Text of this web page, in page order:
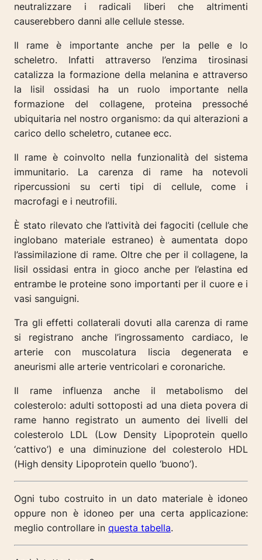
neutralizzare i radicali liberi che altrimenti
causerebbero danni alle cellule stesse.
Il rame è importante anche per la pelle e lo
scheletro. Infatti attraverso l’enzima tirosinasi
catalizza la formazione della melanina e attraverso
la lisil ossidasi ha un ruolo importante nella
formazione del collagene, proteina pressoché
ubiquitaria nel nostro organismo: da qui alterazioni a
carico dello scheletro, cutanee ecc.
Il rame è coinvolto nella funzionalità del sistema
immunitario. La carenza di rame ha notevoli
ripercussioni su certi tipi di cellule, come i
macrofagi e i neutrofili.
È stato rilevato che l’attività dei fagociti (cellule che
inglobano materiale estraneo) è aumentata dopo
l’assimilazione di rame. Oltre che per il collagene, la
lisil ossidasi entra in gioco anche per l’elastina ed
entrambe le proteine sono importanti per il cuore e i
vasi sanguigni.
Tra gli effetti collaterali dovuti alla carenza di rame
si registrano anche l’ingrossamento cardiaco, le
arterie con muscolatura liscia degenerata e
aneurismi alle arterie ventricolari e coronariche.
Il rame influenza anche il metabolismo del
colesterolo: adulti sottoposti ad una dieta povera di
rame hanno registrato un aumento dei livelli del
colesterolo LDL (Low Density Lipoprotein quello
‘cattivo’) e una diminuzione del colesterolo HDL
(High density Lipoprotein quello ‘buono’).
Ogni tubo costruito in un dato materiale è idoneo
oppure non è idoneo per una certa applicazione:
meglio controllare in questa tabella.